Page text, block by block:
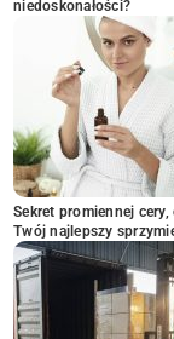
niedoskonałości?
Sekret promiennej
Twój najlepszy